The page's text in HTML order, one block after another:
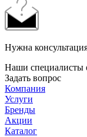
Нужна
Наши специалисты
Задать вопрос
Компания
Услуги
Бренды
Акции
Каталог